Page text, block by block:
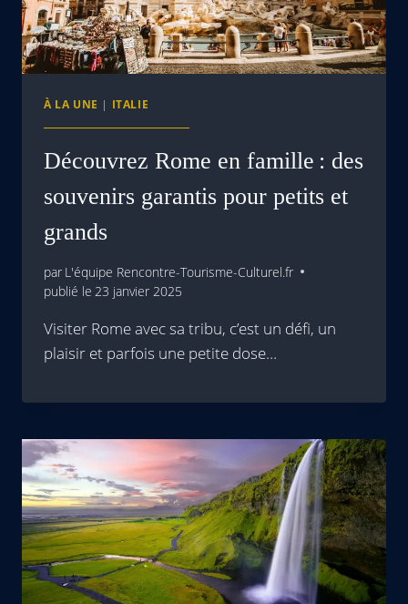
À LA UNE | ITALIE
Découvrez Rome en famille : des
souvenirs garantis pour petits et
grands
par L'équipe Rencontre-Tourisme-Culturel.fr
publié le 23 janvier 2025
Visiter Rome avec sa tribu, c’est un défi, un
plaisir et parfois une petite dose…